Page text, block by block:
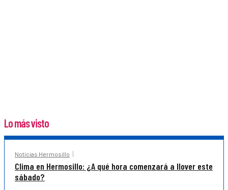
Lo más visto
Noticias Hermosillo
Clima en Hermosillo: ¿A qué hora comenzará a llover este
sábado?